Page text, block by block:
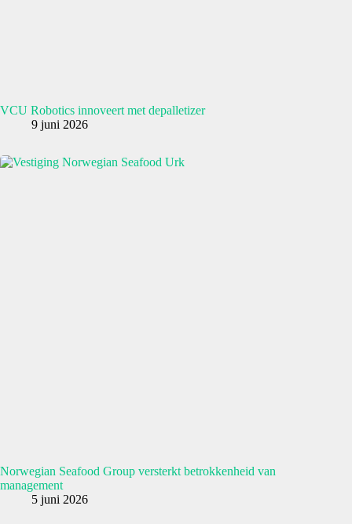
VCU Robotics innoveert met depalletizer
9 juni 2026
Norwegian Seafood Group versterkt betrokkenheid van
management
5 juni 2026